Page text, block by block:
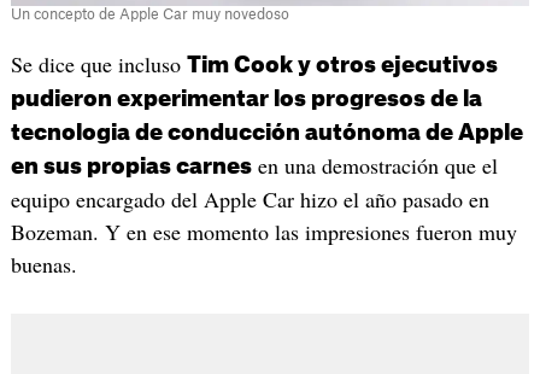
Un concepto de Apple Car muy novedoso
Se dice que incluso Tim Cook y otros ejecutivos
pudieron experimentar los progresos de la
tecnologia de conducción autónoma de Apple
en sus propias carnesen una demostración que el
equipo encargado del Apple Car hizo el año pasado en
Bozeman. Y en ese momento las impresiones fueron muy
buenas.